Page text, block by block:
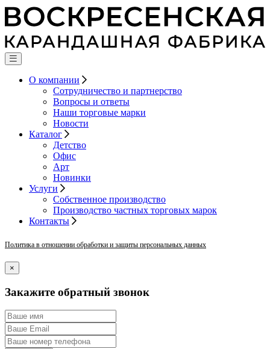
О компании
Сотрудничество и партнерство
Вопросы и ответы
Наши торговые марки
Новости
Каталог
Детство
Офис
Арт
Новинки
Услуги
Собственное производство
Производство частных торговых марок
Контакты
Политика в отношении обработки и защиты персональных данных
×
Закажите обратный звонок